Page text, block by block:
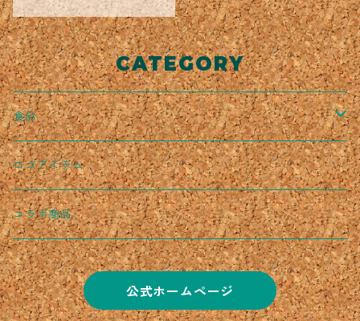
CATEGORY
食品
冷蔵商品
常温商品
ロゴアイテム
コラボ商品
公式ホームページ